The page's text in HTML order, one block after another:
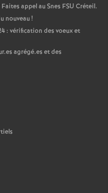
Faites appel au Snes FSU Créteil.
nouveau!
: vérification des voeux et
agrégé.es et des